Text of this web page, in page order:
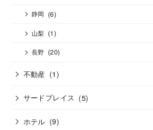
静岡 (6)
山梨 (1)
長野 (20)
不動産 (1)
サードプレイス (5)
ホテル (9)